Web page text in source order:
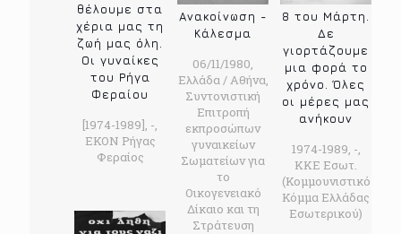
θέλουμε στα
χέρια μας τη
ζωή μας όλη.
Οι γυναίκες
του Ρήγα
Φεραίου
[1974-1989], -,
ΕΚΟΝ Ρήγας
Φεραίος
Ανακοίνωση -
Κάλεσμα
06/11/1980,
Ελλάδα / Αθήνα,
Συντονιστική
Επιτροπή
εκπροσώπων
γυναικείων
Σωματείων για
το
Οικογενειακό
Δίκαιο και τη
Στράτευση
8 του Μάρτη.
Δε
γιορτάζουμε
μια φορά το
χρόνο. Όλες
οι μέρες μας
ανήκουν
1974-1989, -,
ΚΚΕ Εσωτ.
(Κομμουνιστικό
Κόμμα Ελλάδας
Εσωτερικού)